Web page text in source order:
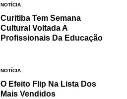
NOTÍCIA
Curitiba Tem Semana
Cultural Voltada A
Profissionais Da Educação
NOTÍCIA
O Efeito Flip Na Lista Dos
Mais Vendidos